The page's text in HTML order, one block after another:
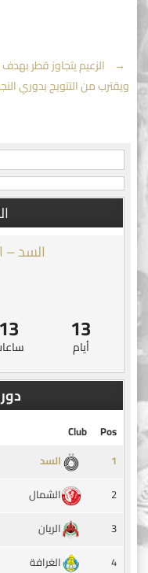
Post
←
الزعيم يتجاوز قطر
ويقترب من التتويج بدوري
السد –
13
أيام
13
Pos
Club
1
السد
2
الشمال
3
الريان
4
الغرافة